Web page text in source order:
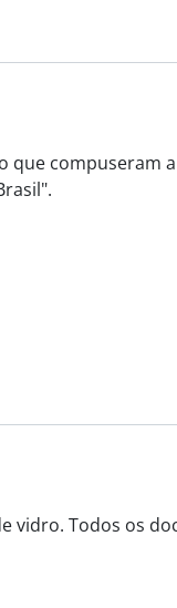
que compuseram
vidro. Todos os